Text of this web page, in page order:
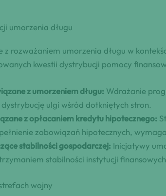
umorzenia długu
z rozważaniem umorzenia długu w
kwestii dystrybucji pomocy
z umorzeniem długu: Wdrażanie
ulgi wśród dotkniętych stron.
z opłacaniem kredytu hipotecznego:
zobowiązań hipotecznych,
stabilności gospodarczej: Inicjatywy
stabilności instytucji
wojny